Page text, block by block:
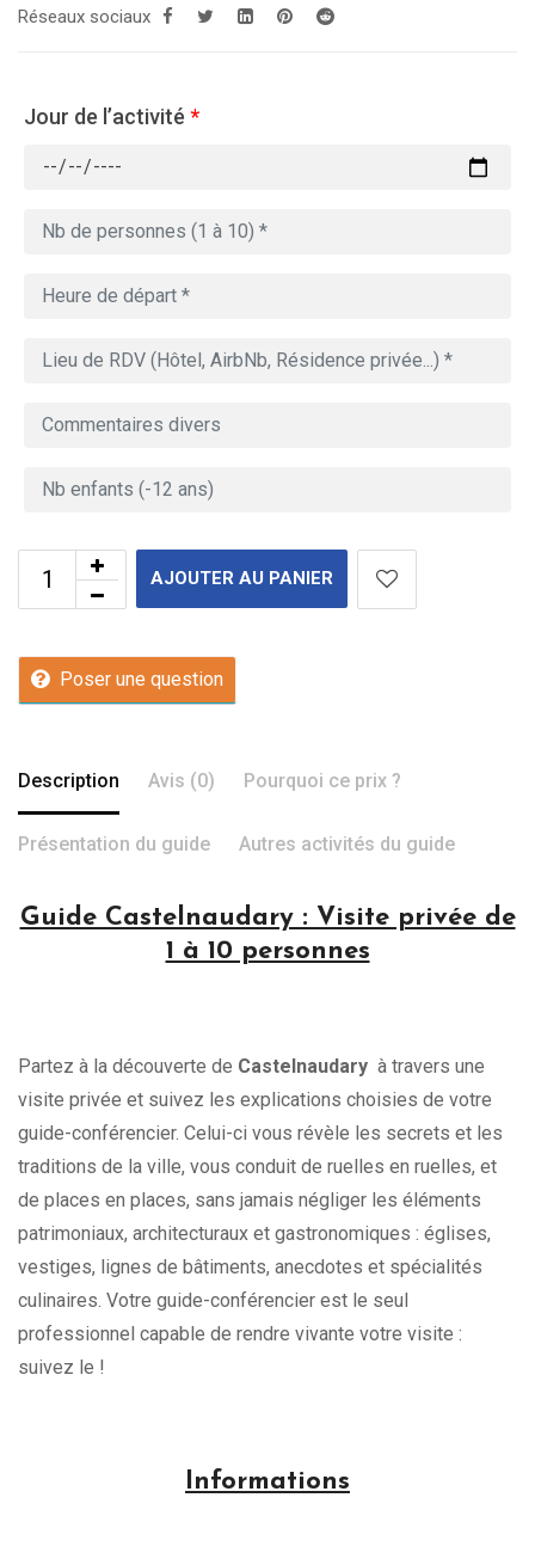
Réseaux sociaux
Jour de l’activité *
AJOUTER AU PANIER
Poser une question
Description Avis (0) Pourquoi ce prix ?
Présentation du guide Autres activités du guide
Guide Castelnaudary : Visite privée de
1 à 10 personnes
Partez à la découverte de Castelnaudary à travers une
visite privée et suivez les explications choisies de votre
guide-conférencier. Celui-ci vous révèle les secrets et les
traditions de la ville, vous conduit de ruelles en ruelles, et
de places en places, sans jamais négliger les éléments
patrimoniaux, architecturaux et gastronomiques : églises,
vestiges, lignes de bâtiments, anecdotes et spécialités
culinaires. Votre guide-conférencier est le seul
professionnel capable de rendre vivante votre visite :
suivez le !
Informations